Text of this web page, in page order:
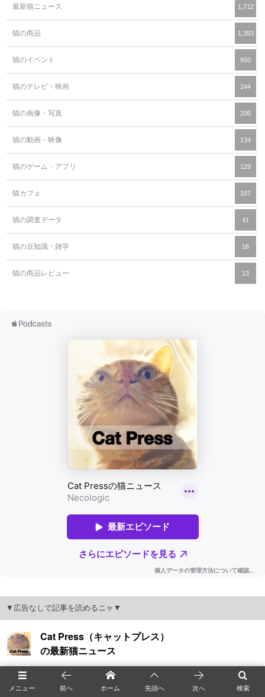
最新猫ニュース 1,712
猫の商品 1,393
猫のイベント 950
猫のテレビ・映画 244
猫の画像・写真 200
猫の動画・映像 134
猫のゲーム・アプリ 129
猫カフェ 107
猫の調査データ 41
猫の豆知識・雑学 16
猫の商品レビュー 13
▼広告なしで記事を読めるニャ▼
メニュー 検索
前へ ホーム 先頭へ 次へ